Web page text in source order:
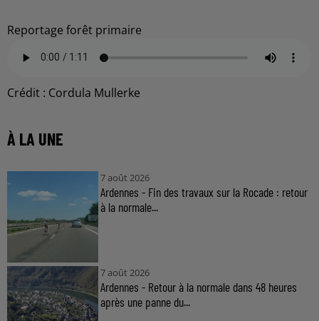
Reportage forêt primaire
Crédit : Cordula Mullerke
À LA UNE
7 août 2026
Ardennes - Fin des travaux sur la Rocade : retour
à la normale...
7 août 2026
Ardennes - Retour à la normale dans 48 heures
après une panne du...